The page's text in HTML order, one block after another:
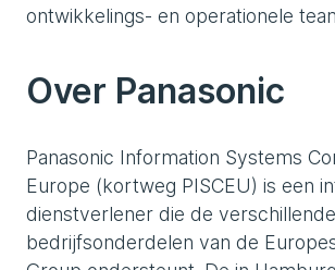
ontwikkelings- en operationele
Over Panasonic
Panasonic Information Systems
Europe (kortweg PISCEU) is een
dienstverlener die de verschillende
bedrijfsonderdelen van de